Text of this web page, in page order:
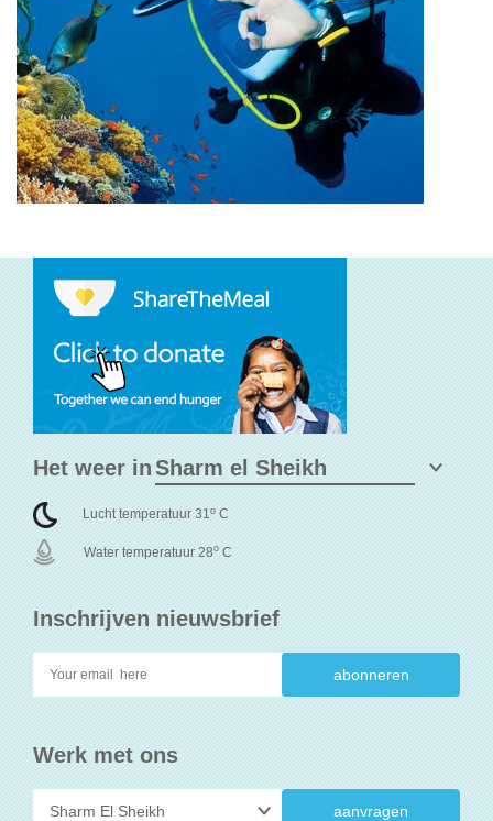
Inschrijven nieuwsbrief
Werk met ons
aanvragen
Het weer in
Lucht temperatuur 31o C
Water temperatuur 28o C